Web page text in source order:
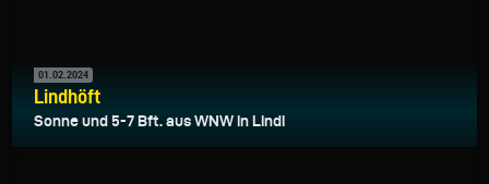
01.02.2024
Lindhöft
Sonne und 5-7 Bft. aus WNW in Lindi